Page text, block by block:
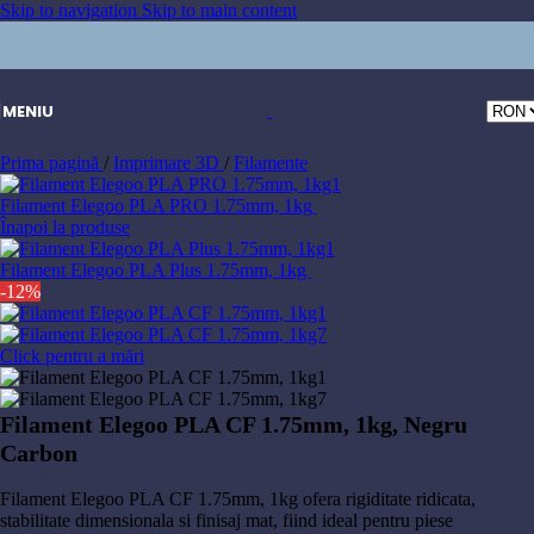
Skip to navigation Skip to main content
MENIU
Prima pagină / Imprimare 3D / Filamente
Filament Elegoo PLA PRO 1.75mm, 1kg
Înapoi la produse
Filament Elegoo PLA Plus 1.75mm, 1kg
-12%
Click pentru a mări
Filament Elegoo PLA CF 1.75mm, 1kg, Negru
Carbon
inițial
a
curent
este:
Filament Elegoo PLA CF 1.75mm, 1kg ofera rigiditate ridicata,
stabilitate dimensionala si finisaj mat, fiind ideal pentru piese